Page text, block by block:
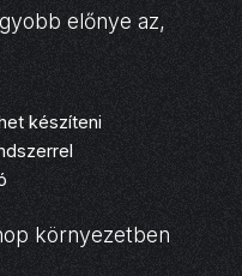
előnye az,
készíteni
környezetben